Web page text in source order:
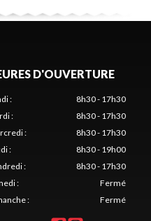
D'OUVERTURE
:
8h30 - 17h30
:
8h30 - 17h30
:
8h30 - 17h30
:
8h30 - 19h00
:
8h30 - 17h30
:
Fermé
: Fermé